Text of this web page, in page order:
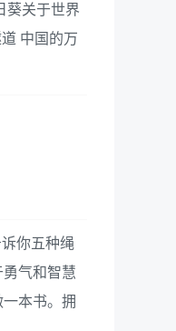
葵关于世界
中国的万
你五种绳
气和智慧
本书。拥